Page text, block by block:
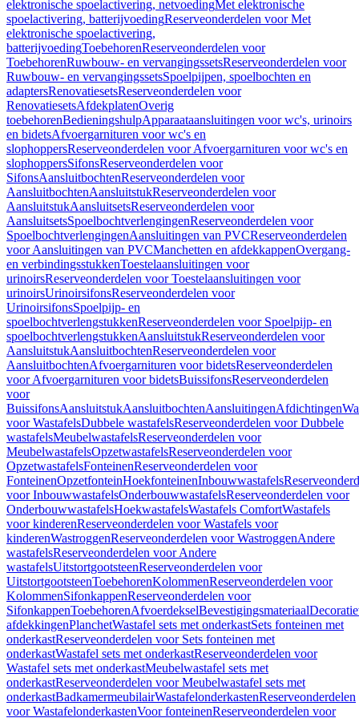
elektronische spoelactivering, netvoedingMet elektronische
spoelactivering, batterijvoedingReserveonderdelen voor Met
elektronische spoelactivering,
batterijvoedingToebehorenReserveonderdelen voor
ToebehorenRuwbouw- en vervangingssetsReserveonderdelen voor
Ruwbouw- en vervangingssetsSpoelpijpen, spoelbochten en
adaptersRenovatiesetsReserveonderdelen voor
RenovatiesetsAfdekplatenOverig
toebehorenBedieningshulpApparaataansluitingen voor wc's, urinoirs
en bidetsAfvoergarnituren voor wc's en
slophoppersReserveonderdelen voor Afvoergarnituren voor wc's en
slophoppersSifonsReserveonderdelen voor
SifonsAansluitbochtenReserveonderdelen voor
AansluitbochtenAansluitstukReserveonderdelen voor
AansluitstukAansluitsetsReserveonderdelen voor
AansluitsetsSpoelbochtverlengingenReserveonderdelen voor
SpoelbochtverlengingenAansluitingen van PVCReserveonderdelen
voor Aansluitingen van PVCManchetten en afdekkappenOvergang-
en verbindingsstukkenToestelaansluitingen voor
urinoirsReserveonderdelen voor Toestelaansluitingen voor
urinoirsUrinoirsifonsReserveonderdelen voor
UrinoirsifonsSpoelpijp- en
spoelbochtverlengstukkenReserveonderdelen voor Spoelpijp- en
spoelbochtverlengstukkenAansluitstukReserveonderdelen voor
AansluitstukAansluitbochtenReserveonderdelen voor
AansluitbochtenAfvoergarnituren voor bidetsReserveonderdelen
voor Afvoergarnituren voor bidetsBuissifonsReserveonderdelen
voor
BuissifonsAansluitstukAansluitbochtenAansluitingenAfdichtingen
voor WastafelsDubbele wastafelsReserveonderdelen voor Dubbele
wastafelsMeubelwastafelsReserveonderdelen voor
MeubelwastafelsOpzetwastafelsReserveonderdelen voor
OpzetwastafelsFonteinenReserveonderdelen voor
FonteinenOpzetfonteinHoekfonteinenInbouwwastafels
voor InbouwwastafelsOnderbouwwastafelsReserveonderdelen voor
OnderbouwwastafelsHoekwastafelsWastafels ComfortWastafels
voor kinderenReserveonderdelen voor Wastafels voor
kinderenWastroggenReserveonderdelen voor WastroggenAndere
wastafelsReserveonderdelen voor Andere
wastafelsUitstortgootsteenReserveonderdelen voor
UitstortgootsteenToebehorenKolommenReserveonderdelen voor
KolommenSifonkappenReserveonderdelen voor
SifonkappenToebehorenAfvoerdekselBevestigingsmateriaal
afdekkingenPlanchetWastafel sets met onderkastSets fonteinen met
onderkastReserveonderdelen voor Sets fonteinen met
onderkastWastafel sets met onderkastReserveonderdelen voor
Wastafel sets met onderkastMeubelwastafel sets met
onderkastReserveonderdelen voor Meubelwastafel sets met
onderkastBadkamermeubilairWastafelonderkastenReserveonderdelen
voor WastafelonderkastenVoor fonteinenReserveonderdelen voor